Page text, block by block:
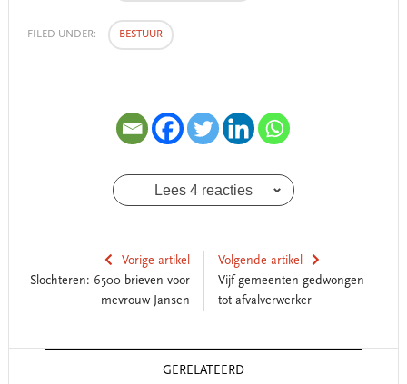
FILED UNDER: BESTUUR
Lees 4 reacties
Vorige artikel
Slochteren: 6500 brieven voor
mevrouw Jansen
Volgende artikel
Vijf gemeenten gedwongen
tot afvalverwerker
GERELATEERD